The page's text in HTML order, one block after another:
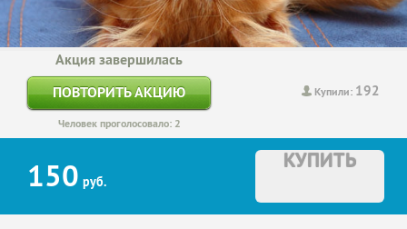
Купили: 192
Акция завершилась
ПОВТОРИТЬ АКЦИЮ
Человек проголосовало: 2
150 руб.
КУПИТЬ